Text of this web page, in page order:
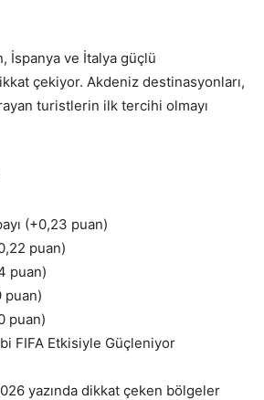
İspanya ve İtalya güçlü
çekiyor. Akdeniz destinasyonları,
turistlerin ilk tercihi olmayı
(+0,23 puan)
puan)
puan)
puan)
puan)
FIFA Etkisiyle Güçleniyor
yazında dikkat çeken bölgeler